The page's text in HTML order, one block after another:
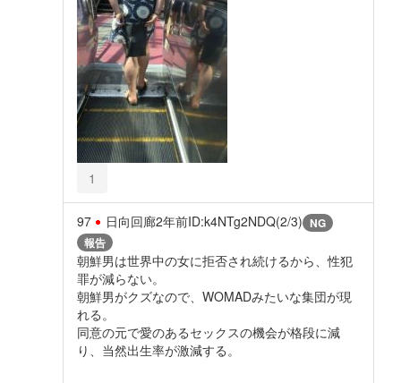
1
97 日向回廊2年前ID:k4NTg2NDQ(2/3) NG
報告
朝鮮男は世界中の女に拒否され続けるから、性犯
罪が減らない。
朝鮮男がクズなので、WOMADみたいな集団が現
れる。
同意の元で愛のあるセックスの機会が格段に減
り、当然出生率が激減する。